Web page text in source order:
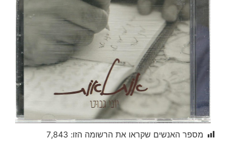
מספר האנשים שקראו את הרשומה הזו: 7,843